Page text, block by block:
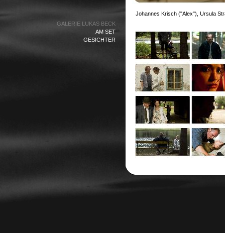
GALERIE LUKAS BECK
AM SET
GESICHTER
Johannes Krisch ("Alex"), Ursula